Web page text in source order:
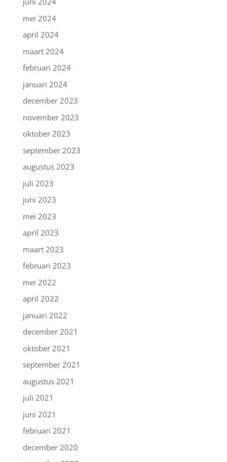
mei 2024
april 2024
maart 2024
februari 2024
januari 2024
december 2023
november 2023
oktober 2023
september 2023
augustus 2023
juli 2023
juni 2023
mei 2023
april 2023
maart 2023
februari 2023
mei 2022
april 2022
januari 2022
december 2021
oktober 2021
september 2021
augustus 2021
juli 2021
juni 2021
februari 2021
december 2020